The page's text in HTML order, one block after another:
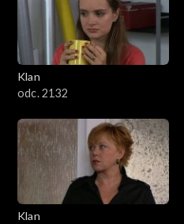
Klan
odc. 2132
Klan